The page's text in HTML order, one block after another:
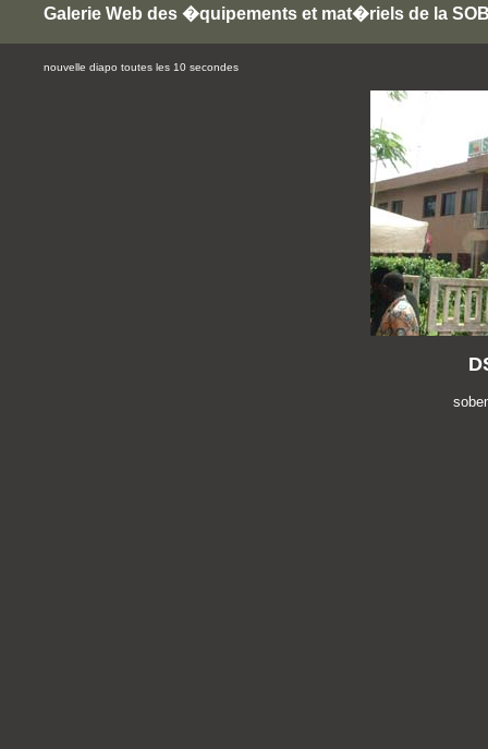
Galerie Web des �quipements et mat�riels de la
nouvelle diapo toutes les 10 secondes